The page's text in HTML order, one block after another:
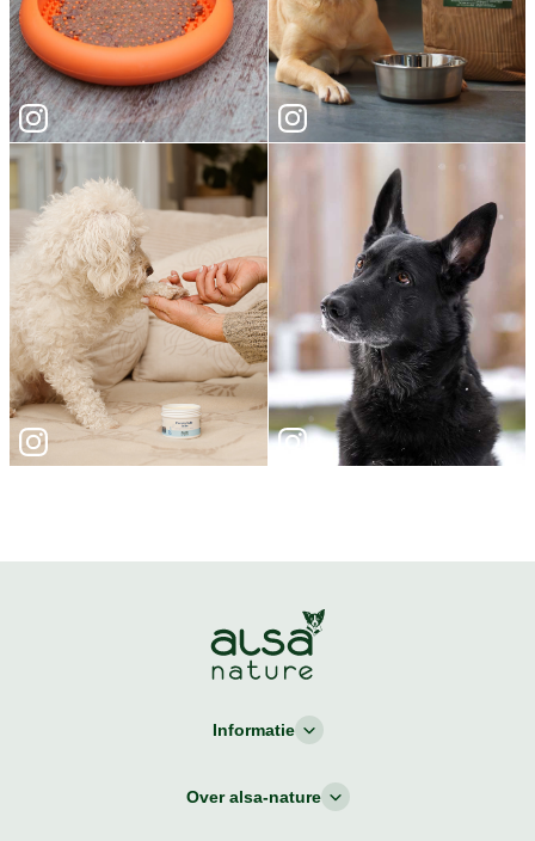
Informatie
Over alsa-nature